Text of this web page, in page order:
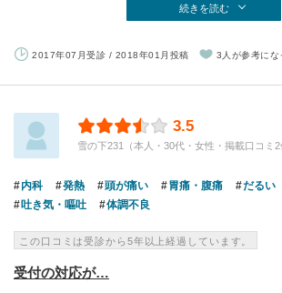
続きを読む
2017年07月受診 / 2018年01月投稿 3人が参考にな
3.5
雪の下231（本人・30代・女性・掲載口コミ2
内科 発熱 頭が痛い 胃痛・腹痛 だるい
吐き気・嘔吐
体調不良
この口コミは受診から5年以上経過しています。
受付の対応が…